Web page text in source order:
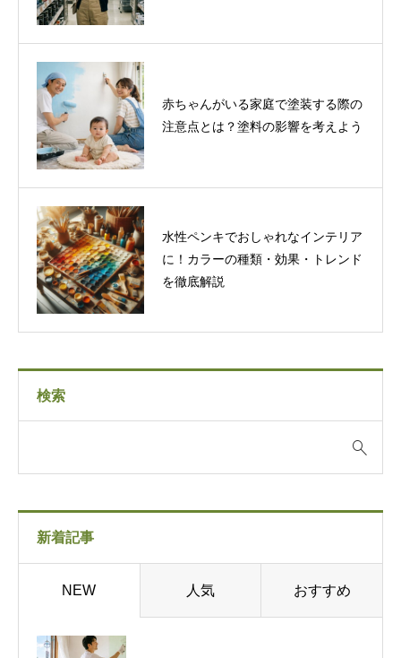
赤ちゃんがいる家庭で塗装する際の
注意点とは？塗料の影響を考えよう
水性ペンキでおしゃれなインテリア
に！カラーの種類・効果・トレンド
を徹底解説
検索
新着記事
NEW 人気 おすすめ